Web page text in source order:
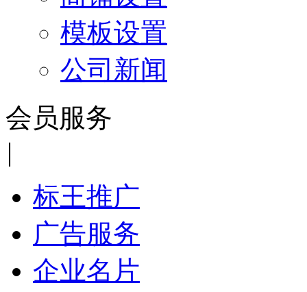
模板设置
公司新闻
会员服务
|
标王推广
广告服务
企业名片